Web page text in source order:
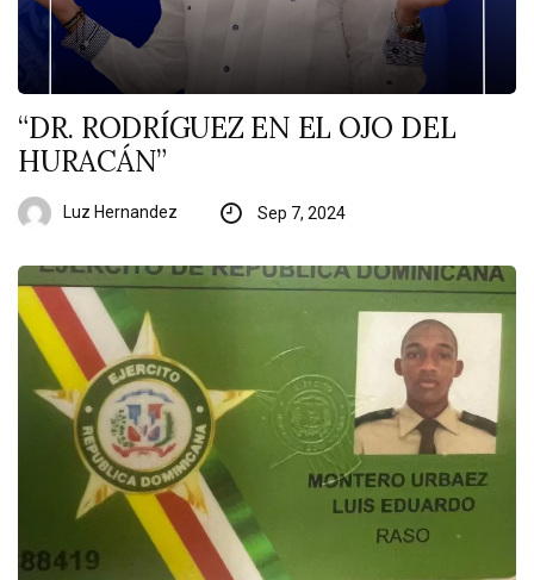
“DR. RODRÍGUEZ EN EL OJO DEL
HURACÁN”
Luz Hernandez Sep 7, 2024